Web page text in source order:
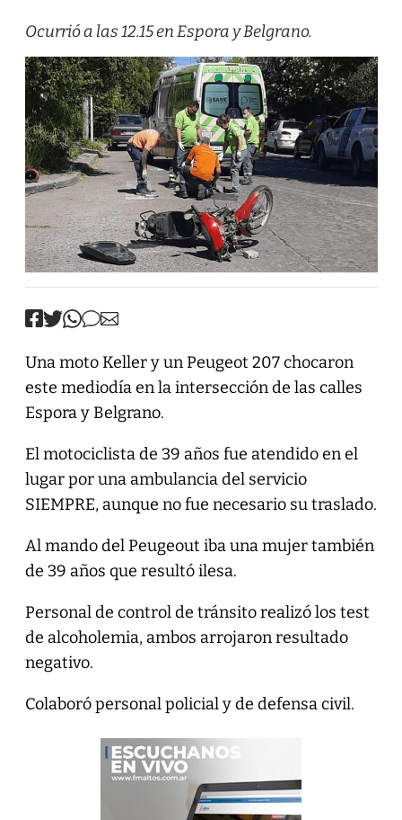
Ocurrió a las 12.15 en Espora y Belgrano.
Una moto Keller y un Peugeot 207 chocaron
este mediodía en la intersección de las calles
Espora y Belgrano.
El motociclista de 39 años fue atendido en el
lugar por una ambulancia del servicio
SIEMPRE, aunque no fue necesario su traslado.
Al mando del Peugeout iba una mujer también
de 39 años que resultó ilesa.
Personal de control de tránsito realizó los test
de alcoholemia, ambos arrojaron resultado
negativo.
Colaboró personal policial y de defensa civil.